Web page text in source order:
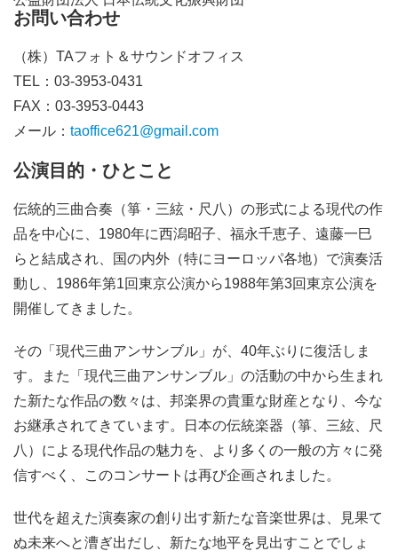
お問い合わせ
（株）TAフォト＆サウンドオフィス
TEL：03-3953-0431
FAX：03-3953-0443
メール： taoffice621@gmail.com
公演目的・ひとこと
伝統的三曲合奏（箏・三絃・尺八）の形式による現代の作
品を中心に、1980年に西潟昭子、福永千恵子、遠藤一巳
らと結成され、国の内外（特にヨーロッパ各地）で演奏活
動し、1986年第1回東京公演から1988年第3回東京公演を
開催してきました。
その「現代三曲アンサンブル」が、40年ぶりに復活しま
す。また「現代三曲アンサンブル」の活動の中から生まれ
た新たな作品の数々は、邦楽界の貴重な財産となり、今な
お継承されてきています。日本の伝統楽器（箏、三絃、尺
八）による現代作品の魅力を、より多くの一般の方々に発
信すべく、このコンサートは再び企画されました。
世代を超えた演奏家の創り出す新たな音楽世界は、見果て
ぬ未来へと漕ぎ出だし、新たな地平を見出すことでしょ